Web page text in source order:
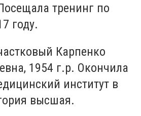
тренинг по
году.
Карпенко
1954 г.р. Окончила
институт в
высшая.